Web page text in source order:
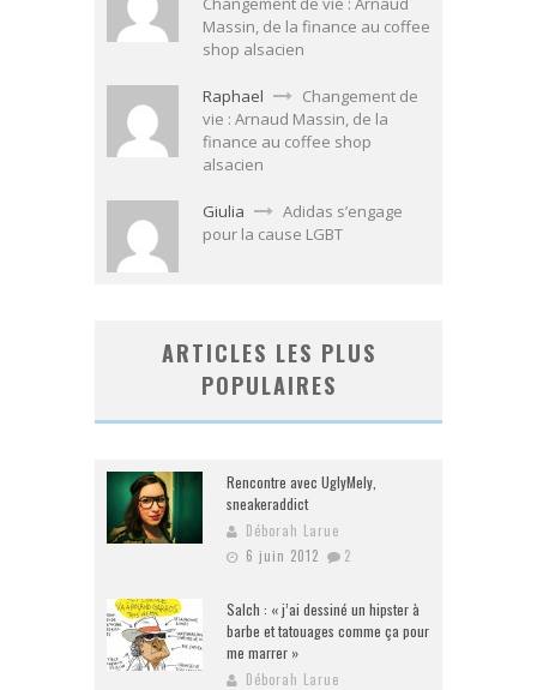
Massin, de la finance au coffee
shop alsacien
Raphael
Changement de
vie : Arnaud Massin, de la
finance au coffee shop
alsacien
Giulia
Adidas s’engage
pour la cause LGBT
ARTICLES LES PLUS
POPULAIRES
Rencontre avec UglyMely,
sneakeraddict
Déborah Larue
6 juin 2012
2
Salch : « j’ai dessiné un hipster à
barbe et tatouages comme ça pour
me marrer »
Déborah Larue